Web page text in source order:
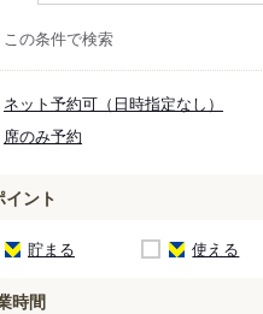
この条件で検索
ネット予約可（日時指定なし）
席のみ予約
イント
貯まる 使える
時間